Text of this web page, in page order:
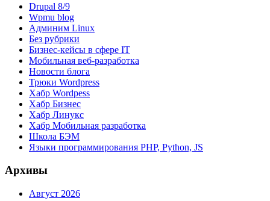
Drupal 8/9
Wpmu blog
Админим Linux
Без рубрики
Бизнес-кейсы в сфере IT
Мобильная веб-разработка
Новости блога
Трюки Wordpress
Хабр Wordpess
Хабр Бизнес
Хабр Линукс
Хабр Мобильная разработка
Школа БЭМ
Языки программирования PHP, Python, JS
Архивы
Август 2026